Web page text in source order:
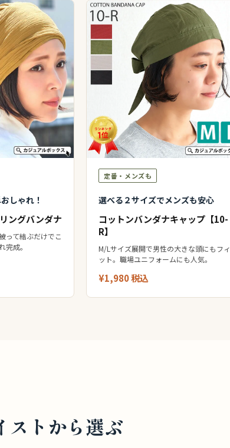
しゃれ！
ングバンダナ
って結ぶだけでこ
完成。
定番・メンズも
選べる２サイズでメンズも安心
コットンバンダナキャップ【10-
R】
M/Lサイズ展開で男性の大きな頭にもフィ
ット。職場ユニフォームにも人気。
¥1,980 税込
ストから選ぶ